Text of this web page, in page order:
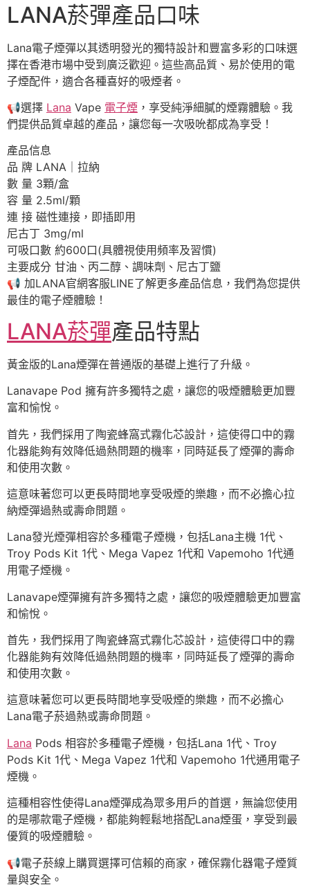
LANA菸彈產品口味
Lana電子煙彈以其透明發光的獨特設計和豐富多彩的口味選
擇在香港市場中受到廣泛歡迎。這些高品質、易於使用的電
子煙配件，適合各種喜好的吸煙者。
📢選擇 Lana Vape 電子煙 ，享受純淨細膩的煙霧體驗。我
們提供品質卓越的產品，讓您每一次吸吮都成為享受！
產品信息
品 牌 LANA｜拉納
數 量 3顆/盒
容 量 2.5ml/顆
連 接 磁性連接，即插即用
尼古丁 3mg/ml
可吸口數 約600口(具體視使用頻率及習慣)
主要成分 甘油、丙二醇、調味劑、尼古丁鹽
📢 加LANA官網客服LINE了解更多產品信息，我們為您提供
最佳的電子煙體驗！
LANA菸彈產品特點
黃金版的Lana煙彈在普通版的基礎上進行了升級。
Lanavape Pod 擁有許多獨特之處，讓您的吸煙體驗更加豐
富和愉悅。
首先，我們採用了陶瓷蜂窩式霧化芯設計，這使得口中的霧
化器能夠有效降低過熱問題的機率，同時延長了煙彈的壽命
和使用次數。
這意味著您可以更長時間地享受吸煙的樂趣，而不必擔心拉
納煙彈過熱或壽命問題。
Lana發光煙彈相容於多種電子煙機，包括Lana主機 1代、
Troy Pods Kit 1代、Mega Vapez 1代和 Vapemoho 1代通
用電子煙機。
Lanavape煙彈擁有許多獨特之處，讓您的吸煙體驗更加豐富
和愉悅。
首先，我們採用了陶瓷蜂窩式霧化芯設計，這使得口中的霧
化器能夠有效降低過熱問題的機率，同時延長了煙彈的壽命
和使用次數。
這意味著您可以更長時間地享受吸煙的樂趣，而不必擔心
Lana電子菸過熱或壽命問題。
Lana Pods 相容於多種電子煙機，包括Lana 1代、Troy
Pods Kit 1代、Mega Vapez 1代和 Vapemoho 1代通用電子
煙機。
這種相容性使得Lana煙彈成為眾多用戶的首選，無論您使用
的是哪款電子煙機，都能夠輕鬆地搭配Lana煙蛋，享受到最
優質的吸煙體驗。
📢電子菸線上購買選擇可信賴的商家，確保霧化器電子煙質
量與安全。